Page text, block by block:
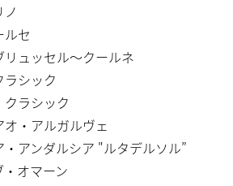
ルセ
リュッセル〜クールネ
ラシック
クラシック
オ・アルガルヴェ
・アンダルシア "ルタデルソル”
オマーン